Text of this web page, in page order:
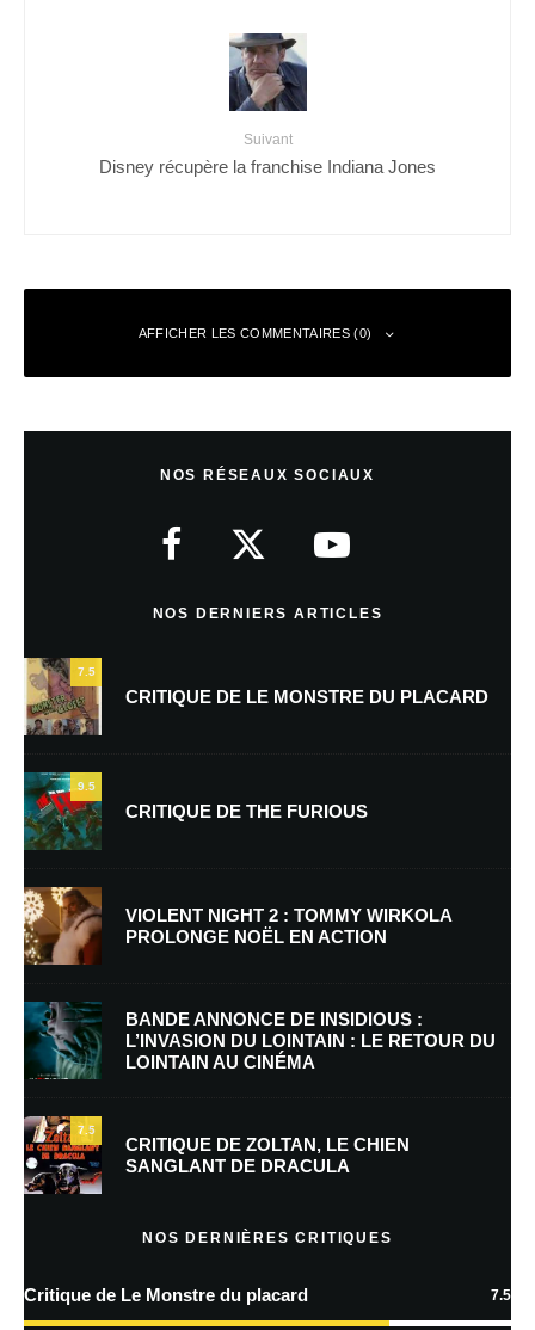
Suivant
Disney récupère la franchise Indiana Jones
AFFICHER LES COMMENTAIRES (0)
Nom*
E-mail
Enregistrer mon nom, mon e-mail et mon site dans le navigateur pour
mon prochain commentaire.
Prévenez-moi de tous les nouveaux commentaires par e-mail.
Prévenez-moi de tous les nouveaux articles par e-mail.
En savoir
NOS RÉSEAUX SOCIAUX
NOS DERNIERS ARTICLES
7.5
CRITIQUE DE LE MONSTRE DU PLACARD
9.5
CRITIQUE DE THE FURIOUS
VIOLENT NIGHT 2 : TOMMY WIRKOLA
PROLONGE NOËL EN ACTION
BANDE ANNONCE DE INSIDIOUS :
L’INVASION DU LOINTAIN : LE RETOUR DU
LOINTAIN AU CINÉMA
7.5
CRITIQUE DE ZOLTAN, LE CHIEN
SANGLANT DE DRACULA
NOS DERNIÈRES CRITIQUES
Critique de Le Monstre du placard 7.5